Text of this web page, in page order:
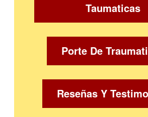
Taumaticas
Porte De
Reseñas Y